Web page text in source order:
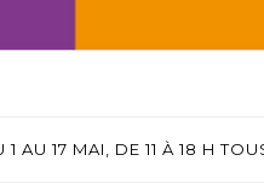
AU 17 MAI, DE 11 À 18 H